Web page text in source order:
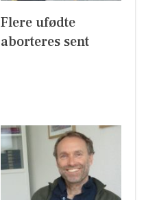
Flere ufødte
aborteres sent